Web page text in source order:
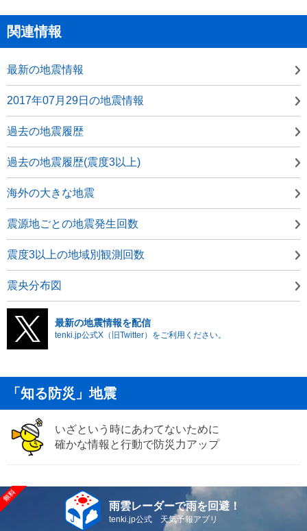
関連情報
最新の地震情報
2017年07月29日の地震情報
過去の地震履歴
過去の地震履歴(震度3以上)
海外の大きな地震
震源地ごとの地震発生回数
震度3以上の地域別観測回数
震央分布図
最新の地震情報を配信
tenki.jp公式X（旧Twitter）をご利用ください。
「知る防災」地震
いざという時にあわてないために
確かな情報と行動で防災力アップ
雨雲レーダーで雨を回避！
tenki.jp公式 天気予報アプリ